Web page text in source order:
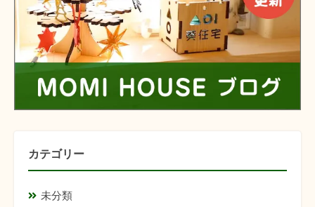
カテゴリー
未分類